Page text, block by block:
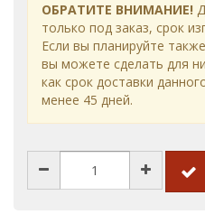
ОБРАТИТЕ ВНИМАНИЕ!
только под заказ, срок
Если вы планируйте
вы можете сделать для
как срок доставки
менее 45 дней.